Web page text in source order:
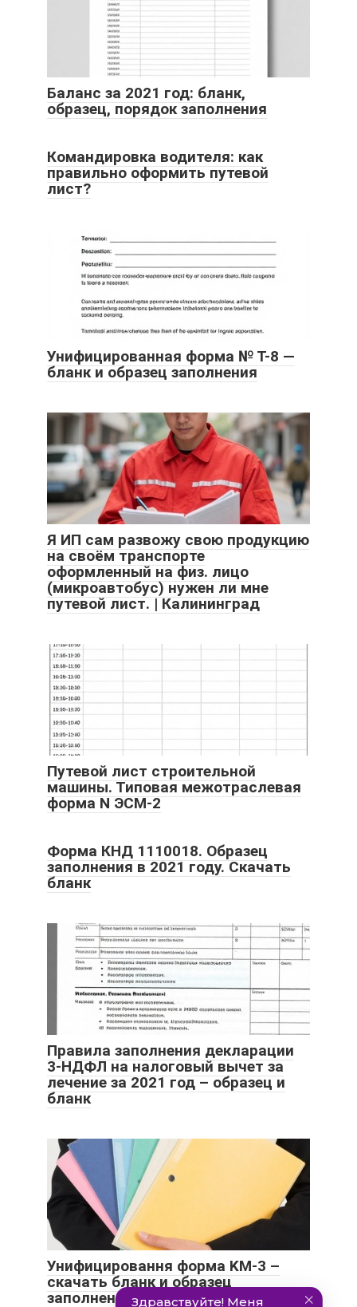
Баланс за 2021 год: бланк,
образец, порядок заполнения
Командировка водителя: как
правильно оформить путевой
лист?
Унифицированная форма № Т-8 —
бланк и образец заполнения
Я ИП сам развожу свою продукцию
на своём транспорте
оформленный на физ. лицо
(микроавтобус) нужен ли мне
путевой лист. | Калининград
Путевой лист строительной
машины. Типовая межотраслевая
форма N ЭСМ-2
Форма КНД 1110018. Образец
заполнения в 2021 году. Скачать
бланк
Правила заполнения декларации
3-НДФЛ на налоговый вычет за
лечение за 2021 год – образец и
бланк
Унифицировання форма KM-3 –
скачать бланк и образец
заполнения